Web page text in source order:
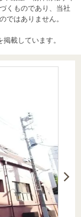
住まい1プ
ラス（お
役立ちコ
西）
役員一
覧
ニュース
くものであり、当社
ではありません。
載しています。